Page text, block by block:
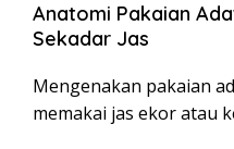
Anatomi Pakaian
Sekadar Jas
Mengenakan pakaian
memakai jas ekor atau